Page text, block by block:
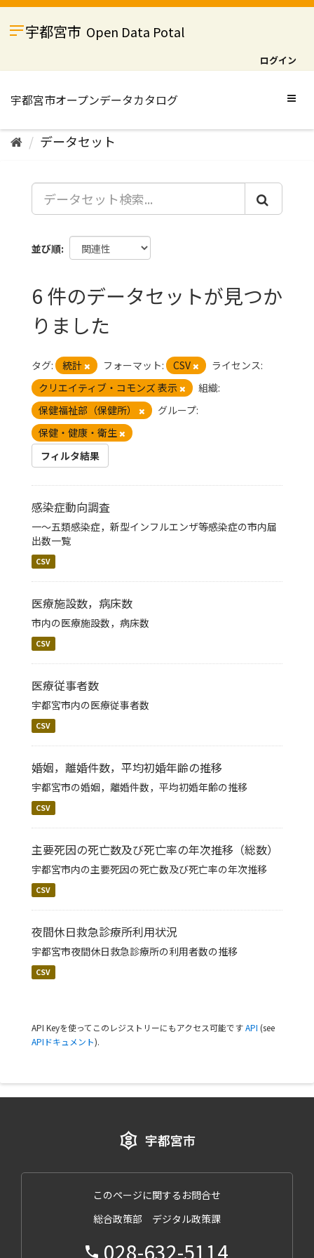
ス
宇都宮市 Open Data Potal
ログイン
データセット
並び順
6 件のデータセットが見つか
りました
タグ: 統計 フォーマット: CSV
ライセンス:
クリエイティブ・コモンズ 表示
組織:
保健福祉部（保健所）
グループ:
保健・健康・衛生
フィルタ結果
感染症動向調査
一～五類感染症，新型インフルエンザ等感染症の市内届
出数一覧
CSV
医療施設数，病床数
市内の医療施設数，病床数
CSV
医療従事者数
宇都宮市内の医療従事者数
CSV
婚姻，離婚件数，平均初婚年齢の推移
宇都宮市の婚姻，離婚件数，平均初婚年齢の推移
CSV
主要死因の死亡数及び死亡率の年次推移（総数）
宇都宮市内の主要死因の死亡数及び死亡率の年次推移
CSV
夜間休日救急診療所利用状況
宇都宮市夜間休日救急診療所の利用者数の推移
CSV
API Keyを使ってこのレジストリーにもアクセス可能ですAPI (see
APIドキュメント).
このページに関するお問合せ
総合政策部 デジタル政策課
028-632-5114